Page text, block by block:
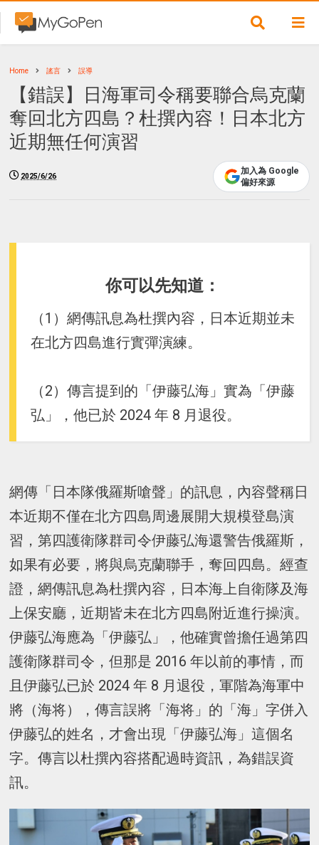
Home 謠言 誤導
【錯誤】日海軍司令稱要聯合烏克蘭
奪回北方四島？杜撰內容！日本北方
近期無任何演習
2025/6/26
加入為 Google
偏好來源
你可以先知道：
（1）網傳訊息為杜撰內容，日本近期並未
在北方四島進行實彈演練。
（2）傳言提到的「伊藤弘海」實為「伊藤
弘」，他已於 2024 年 8 月退役。
網傳「日本隊俄羅斯嗆聲」的訊息，內容聲稱日
本近期不僅在北方四島周邊展開大規模登島演
習，第四護衛隊群司令伊藤弘海還警告俄羅斯，
如果有必要，將與烏克蘭聯手，奪回四島。經查
證，網傳訊息為杜撰內容，日本海上自衛隊及海
上保安廳，近期皆未在北方四島附近進行操演。
伊藤弘海應為「伊藤弘」，他確實曾擔任過第四
護衛隊群司令，但那是 2016 年以前的事情，而
且伊藤弘已於 2024 年 8 月退役，軍階為海軍中
將（海将），傳言誤將「海将」的「海」字併入
伊藤弘的姓名，才會出現「伊藤弘海」這個名
字。傳言以杜撰內容搭配過時資訊，為錯誤資
訊。